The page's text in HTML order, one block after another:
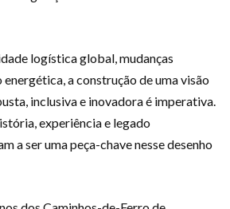
logística global, mudanças
a construção de uma visão
inclusiva e inovadora é imperativa.
experiência e legado
a ser uma peça-chave nesse desenho